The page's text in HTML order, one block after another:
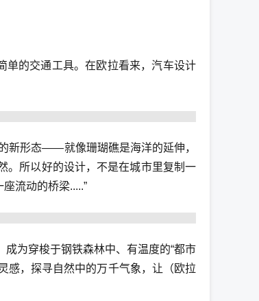
单的交通工具。在欧拉看来，汽车设计
新形态——就像珊瑚礁是海洋的延伸，
。所以好的设计，不是在城市里复制一
流动的桥梁.....”
为穿梭于钢铁森林中、有温度的“都市
感，探寻自然中的万千气象，让（欧拉